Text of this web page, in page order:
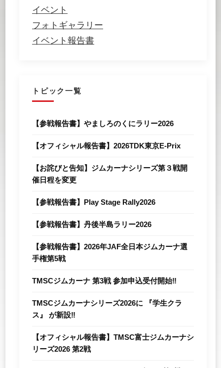
イベント
フォトギャラリー
イベント報告書
トピック一覧
【参戦報告書】やましろのくにラリー2026
【オフィシャル報告書】2026TDK東京E-Prix
【お詫びと告知】ジムカーナシリーズ第３戦開
催日程を変更
【参戦報告書】Play Stage Rally2026
【参戦報告書】丹後半島ラリー2026
【参戦報告書】2026年JAF全⽇本ジムカーナ選
⼿権第5戦
TMSCジムカーナ 第3戦 参加申込受付開始‼
TMSCジムカーナシリーズ2026に 『学生クラ
ス』 が新設‼
【オフィシャル報告書】TMSC富士ジムカーナシ
リーズ2026 第2戦